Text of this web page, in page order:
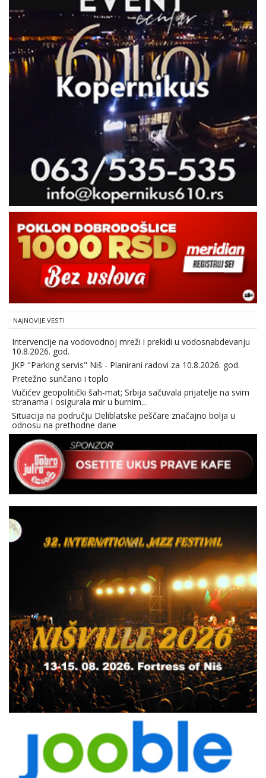
NAJNOVIJE VESTI
Intervencije na vodovodnoj mreži i prekidi u vodosnabdevanju
10.8.2026. god.
JKP "Parking servis" Niš - Planirani radovi za 10.8.2026. god.
Pretežno sunčano i toplo
Vučićev geopolitički šah-mat; Srbija sačuvala prijatelje na svim
stranama i osigurala mir u burnim...
Situacija na području Deliblatske peščare značajno bolja u
odnosu na prethodne dane